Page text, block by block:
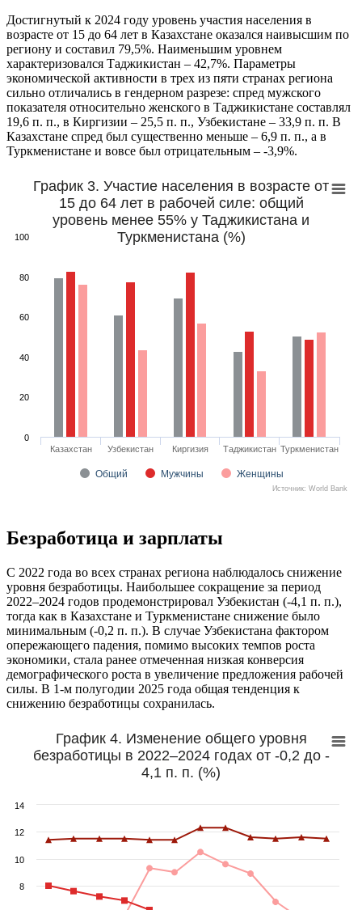
Достигнутый к 2024 году уровень участия населения в
возрасте от 15 до 64 лет в Казахстане оказался наивысшим по
региону и составил 79,5%. Наименьшим уровнем
характеризовался Таджикистан – 42,7%. Параметры
экономической активности в трех из пяти странах региона
сильно отличались в гендерном разрезе: спред мужского
показателя относительно женского в Таджикистане составлял
19,6 п. п., в Киргизии – 25,5 п. п., Узбекистане – 33,9 п. п. В
Казахстане спред был существенно меньше – 6,9 п. п., а в
Туркменистане и вовсе был отрицательным – -3,9%.
График 3. Участие населения в возрасте от
15 до 64 лет в рабочей силе: общий
уровень менее 55% у Таджикистана и
Туркменистана (%)
Общий Мужчины Женщины
Казахстан Узбекистан Киргизия Таджикистан Туркменистан
0
20
40
60
80
100
Источник: World Bank
Безработица и зарплаты
С 2022 года во всех странах региона наблюдалось снижение
уровня безработицы. Наибольшее сокращение за период
2022–2024 годов продемонстрировал Узбекистан (-4,1 п. п.),
тогда как в Казахстане и Туркменистане снижение было
минимальным (-0,2 п. п.). В случае Узбекистана фактором
опережающего падения, помимо высоких темпов роста
экономики, стала ранее отмеченная низкая конверсия
демографического роста в увеличение предложения рабочей
силы. В 1-м полугодии 2025 года общая тенденция к
снижению безработицы сохранилась.
График 4. Изменение общего уровня
безработицы в 2022–2024 годах от -0,2 до -
4,1 п. п. (%)
8
10
12
14